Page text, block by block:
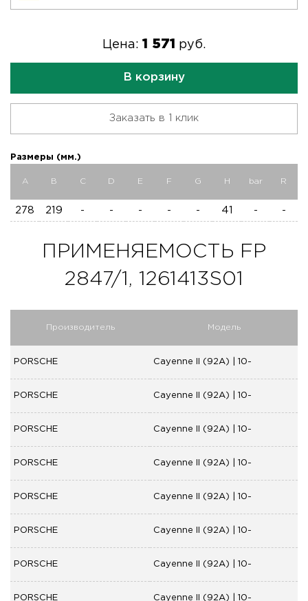
Цена: 1 571 руб.
В корзину
Заказать в 1 клик
Размеры (мм.)
A B C D E F G H bar R
278 219 - - - - - 41 - -
ПРИМЕНЯЕМОСТЬ FP
2847/1, 1261413S01
Производитель Модель
PORSCHE Cayenne II (92A) | 10-
PORSCHE Cayenne II (92A) | 10-
PORSCHE Cayenne II (92A) | 10-
PORSCHE Cayenne II (92A) | 10-
PORSCHE Cayenne II (92A) | 10-
PORSCHE Cayenne II (92A) | 10-
PORSCHE Cayenne II (92A) | 10-
PORSCHE Cayenne II (92A) | 10-